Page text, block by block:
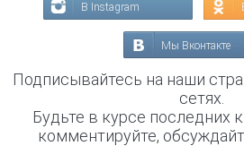
В Instagram
Мы Вконтакте
Подписывайтесь на наши
сетях.
Будьте в курсе последних
комментируйте,